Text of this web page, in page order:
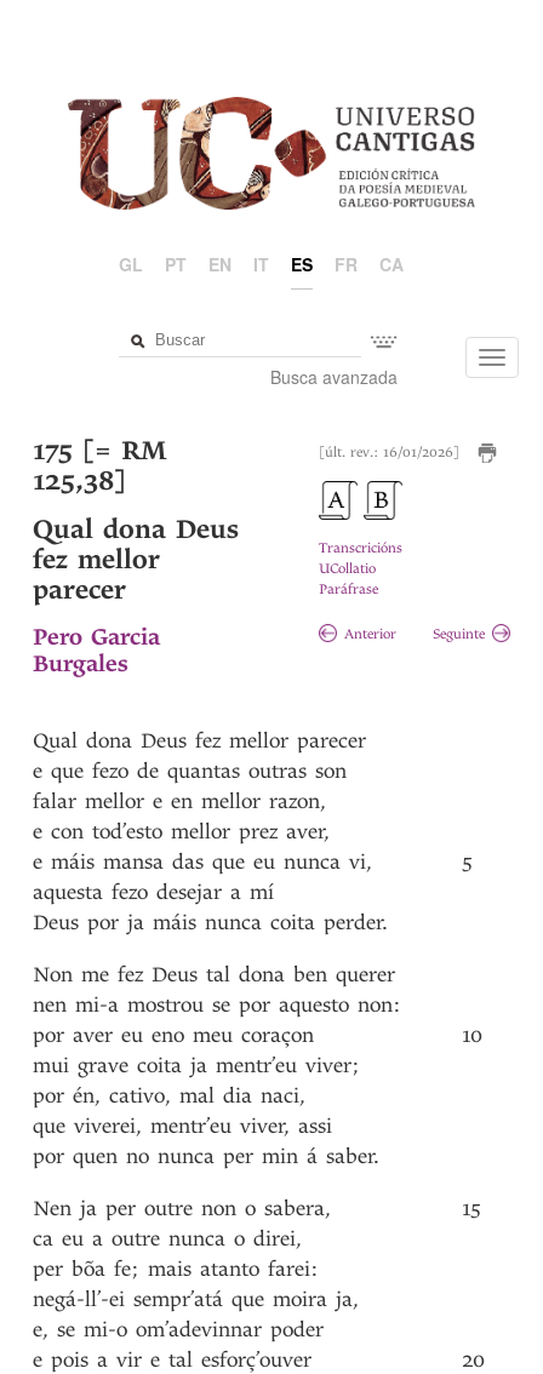
GL PT EN IT ES FR CA
Busca avanzada
[últ. rev.: 16/01/2026]
Transcricións
UCollatio
Paráfrase
Anterior Seguinte
175 [= RM
125,38]
Qual dona Deus
fez mellor
parecer
Pero Garcia
Burgales
Qual dona Deus fez mellor parecer
e que fezo de quantas outras son
falar mellor e en mellor razon,
e con tod’esto mellor prez aver,
e máis mansa das que eu nunca vi,
aquesta fezo desejar a mí
Deus por ja máis nunca coita perder.
Non me fez Deus tal dona ben querer
nen mi-a mostrou se por aquesto non:
por aver eu eno meu coraçon
mui grave coita ja mentr’eu viver;
por én, cativo, mal dia naci,
que viverei, mentr’eu viver, assi
por quen no nunca per min á saber.
Nen ja per outre non o sabera,
ca eu a outre nunca o direi,
per bõa fe; mais atanto farei:
negá-ll’-ei sempr’atá que moira ja,
e, se mi-o om’adevinnar poder
e pois a vir e tal esforç’ouver
5
10
15
20